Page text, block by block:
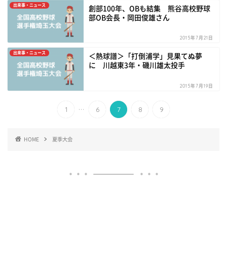
出来事・ニュース
創部100年、OBも結集 熊谷高校野球
部OB会長・岡田俊雄さん
2015年7月21日
出来事・ニュース
＜熱球譜＞「打倒浦学」見果てぬ夢
に 川越東3年・磯川雄太投手
2015年7月19日
1 ... 6 7 8 9
HOME 夏季大会